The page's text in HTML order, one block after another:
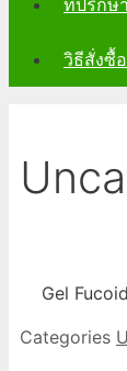
ที่ปรึกษ
วิธีสั่งซื้
Gel
Categories